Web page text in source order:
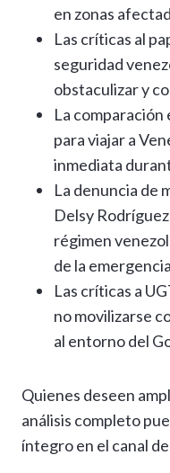
en zonas
Las críticas al
seguridad
obstaculizar y
La comparación
para viajar a
inmediata
La denuncia de
Delsy
régimen
de la
Las críticas a
no movilizarse
al entorno del
Quienes deseen
análisis completo
íntegro en el canal